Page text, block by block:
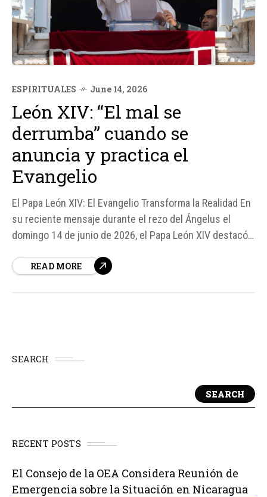
ESPIRITUALES June 14, 2026
León XIV: “El mal se
derrumba” cuando se
anuncia y practica el
Evangelio
El Papa León XIV: El Evangelio Transforma la Realidad En
su reciente mensaje durante el rezo del Ángelus el
domingo 14 de junio de 2026, el Papa León XIV destacó
realidad. Según fuentes, el Papa aseguró que cuando el
READ MORE
SEARCH
SEARCH
RECENT POSTS
El Consejo de la OEA Considera Reunión de
Emergencia sobre la Situación en Nicaragua